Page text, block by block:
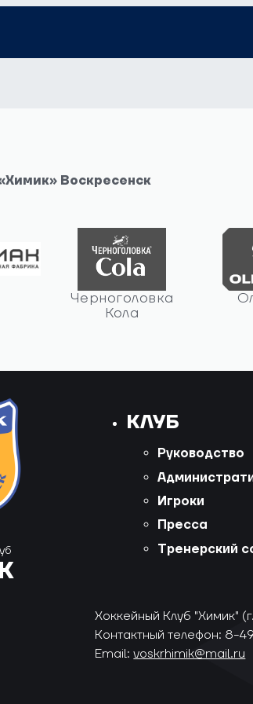
Воскресенск
Черноголовка
Кола
КЛУБ
Руководство
Игроки
Пресса
Тренерский
Хоккейный Клуб "Химик"
Контактный телефон: 8-
Email:voskrhimik@mail.ru